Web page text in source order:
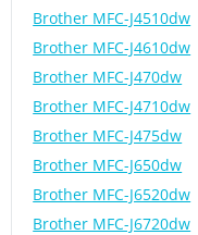
Brother MFC-J4510dw
Brother MFC-J4610dw
Brother MFC-J470dw
Brother MFC-J4710dw
Brother MFC-J475dw
Brother MFC-J650dw
Brother MFC-J6520dw
Brother MFC-J6720dw